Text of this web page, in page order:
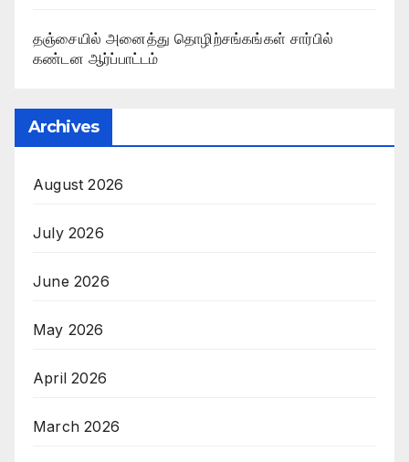
தஞ்சையில் அனைத்து தொழிற்சங்கங்கள் சார்பில்
கண்டன ஆர்ப்பாட்டம்
Archives
August 2026
July 2026
June 2026
May 2026
April 2026
March 2026